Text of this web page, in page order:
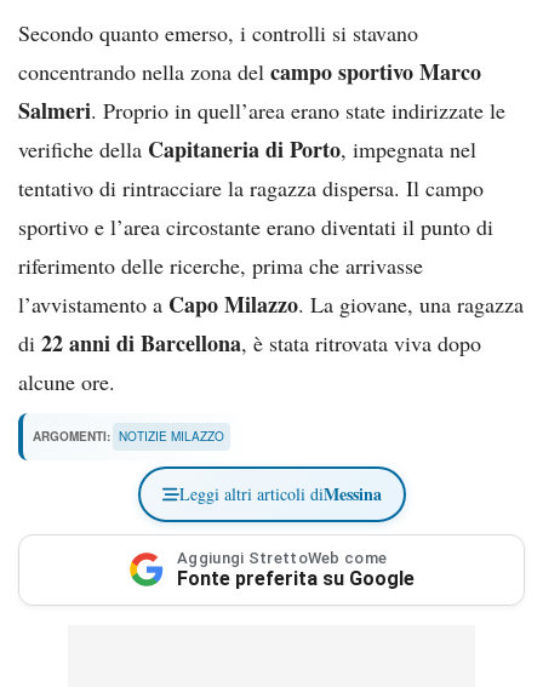
Secondo quanto emerso, i controlli si stavano
concentrando nella zona del campo sportivo Marco
Salmeri. Proprio in quell’area erano state indirizzate le
verifiche della Capitaneria di Porto, impegnata nel
tentativo di rintracciare la ragazza dispersa. Il campo
sportivo e l’area circostante erano diventati il punto di
riferimento delle ricerche, prima che arrivasse
l’avvistamento a Capo Milazzo. La giovane, una ragazza
di 22 anni di Barcellona, è stata ritrovata viva dopo
alcune ore.
ARGOMENTI: NOTIZIE MILAZZO
Leggi altri articoli diMessina
Aggiungi StrettoWeb come
Fonte preferita su Google